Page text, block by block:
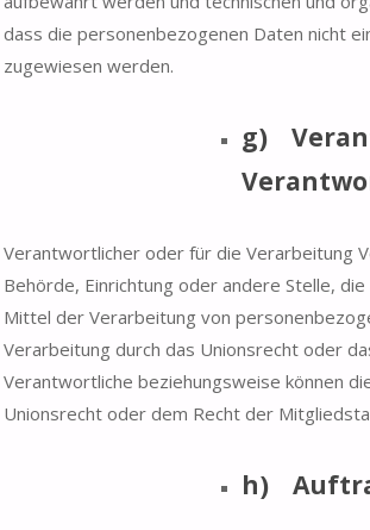
dass die personenbezogenen Daten nicht
zugewiesen werden.
g)
Verantwortlicher oder für die Verarbeitung
Behörde, Einrichtung oder andere Stelle,
Mittel der Verarbeitung von
Verarbeitung durch das Unionsrecht oder
Verantwortliche beziehungsweise können
Unionsrecht oder dem Recht der
h)